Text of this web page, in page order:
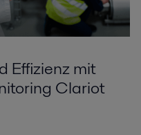
Effizienz mit
Clariot